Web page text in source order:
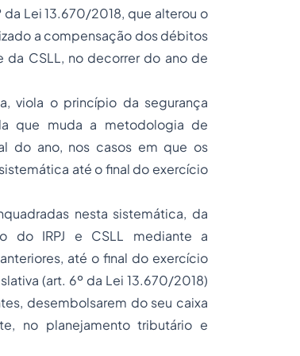
Lei 13.670/2018, que alterou o
a compensação dos débitos
da CSLL, no decorrer do ano de
viola o princípio da segurança
que muda a metodologia de
do ano, nos casos em que os
até o final do exercício
nesta sistemática, da
do IRPJ e CSLL mediante a
até o final do exercício
(art. 6º da Lei 13.670/2018)
desembolsarem do seu caixa
no planejamento tributário e